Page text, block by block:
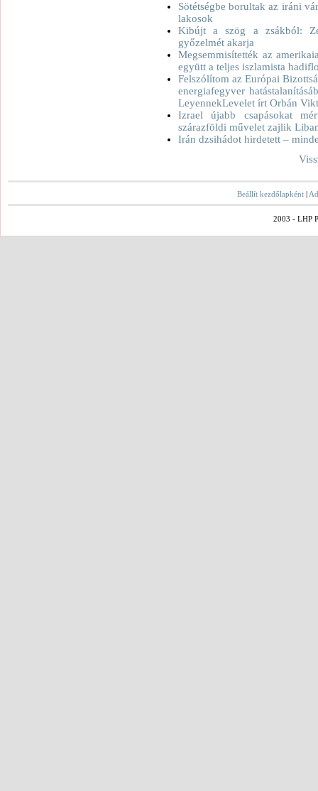
Sötétségbe borultak az iráni
lakosok
Kibújt a szög a zsákból:
győzelmét akarja
Megsemmisítették az
együtt a teljes iszlamista
Felszólítom az Európai
energiafegyver
LeyennekLevelet írt Orbán
Izrael újabb csapásokat
szárazföldi művelet zajlik
Irán dzsihádot hirdetett –
Beállít kezdőlapként |
2003 - LHP